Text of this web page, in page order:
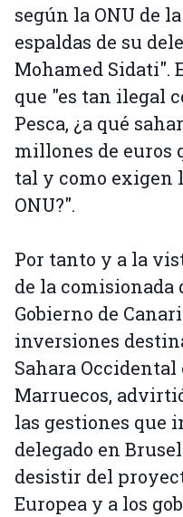
según la ONU de
espaldas de su
Mohamed Sidati".
que "es tan ilegal
Pesca, ¿a qué
millones de euros
tal y como exigen
ONU?".
Por tanto y a la
de la
Gobierno de
inversiones
Sahara Occidental
Marruecos,
las gestiones que
delegado en
desistir del
Europea y a los